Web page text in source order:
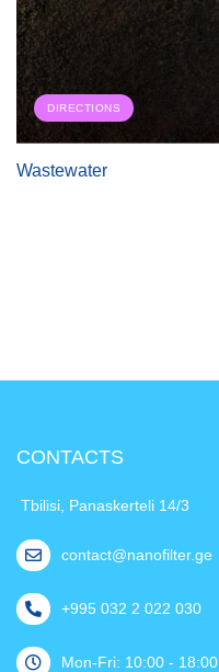
DIRECTIONS
Wastewater
CONTACTS
Tbilisi, Panaskerteli 14/3
contact@nanofilter.ge
+995 032 2 022 030
Mon-Fri: 10:00 - 18:00